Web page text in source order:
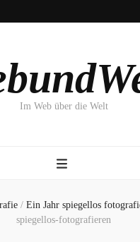
Im Web über die Welt
/ Ein Jahr spiegellos
spiegellos-fotografieren